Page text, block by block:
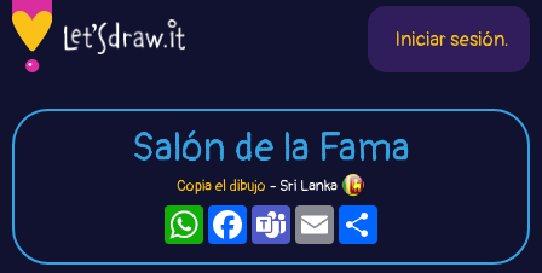
Iniciar sesión.
Salón de la Fama
Copia el dibujo - Sri Lanka
WhatsAppFacebook
TeamsEmail